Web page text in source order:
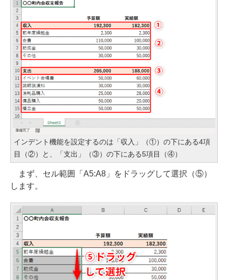
インデント機能を設定するのは「収入」（①）の下にある4項
目（②）と、「支出」（③）の下にある5項目（④）
まず、セル範囲「A5:A8」をドラッグして選択（⑤）
します。